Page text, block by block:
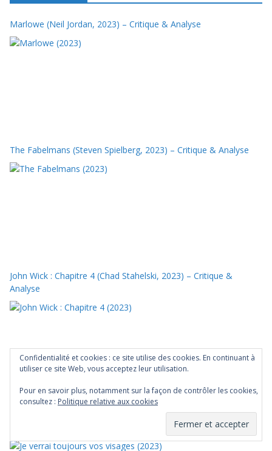
Marlowe (Neil Jordan, 2023) – Critique & Analyse
The Fabelmans (Steven Spielberg, 2023) – Critique & Analyse
John Wick : Chapitre 4 (Chad Stahelski, 2023) – Critique &
Analyse
Je verrai toujours vos visages (Jeanne Herry, 2023) – Critique &
Confidentialité et cookies : ce site utilise des cookies. En continuant à
utiliser ce site Web, vous acceptez leur utilisation.
Pour en savoir plus, notamment sur la façon de contrôler les cookies,
consultez : Politique relative aux cookies